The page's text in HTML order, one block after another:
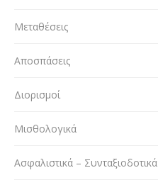
Μεταθέσεις
Αποσπάσεις
Διορισμοί
Μισθολογικά
Ασφαλιστικά – Συνταξιοδοτικά